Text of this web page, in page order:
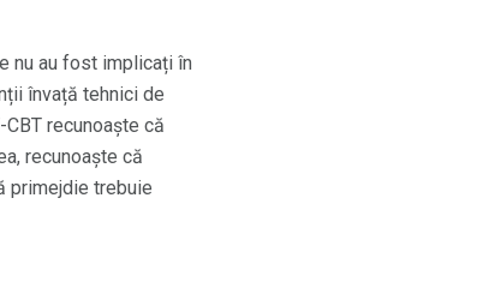
nu au fost implicați în
învață tehnici de
recunoaște că
recunoaște că
primejdie trebuie